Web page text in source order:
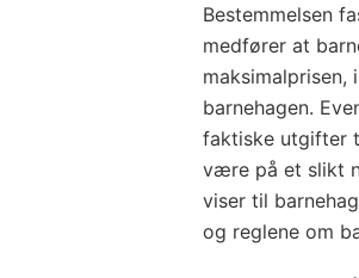
Bestemmelsen
medfører at
barnehagen.
faktiske utgifter
være på et slikt
viser til
og reglene om